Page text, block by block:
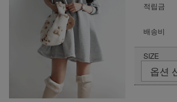
적립금
배송비
SIZE